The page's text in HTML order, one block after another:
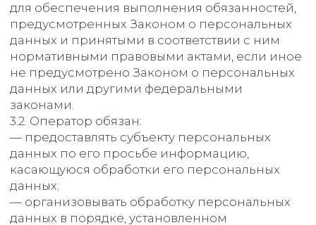
за исключением случаев, когда имеются
законные основания для раскрытия таких
информации и порядок ее получения
установлен Законом о персональных данных;
— требовать от оператора уточнения его
персональных данных, их блокирования или
уничтожения в случае, если персональные
данные являются неполными, устаревшими,
неточными, незаконно полученными или
не являются необходимыми для заявленной
цели обработки, а также принимать
предусмотренные законом меры по защите
своих прав;
— выдвигать условие предварительного
согласия при обработке персональных
данных в целях продвижения на рынке
товаров, работ и услуг;
— на отзыв согласия на обработку